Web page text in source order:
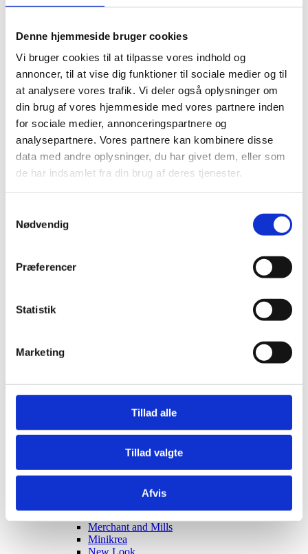
Denne hjemmeside bruger cookies
Vi bruger cookies til at tilpasse vores indhold og
annoncer, til at vise dig funktioner til sociale medier og til
at analysere vores trafik. Vi deler også oplysninger om
din brug af vores hjemmeside med vores partnere inden
for sociale medier, annonceringspartnere og
analysepartnere. Vores partnere kan kombinere disse
data med andre oplysninger, du har givet dem, eller som
de har indsamlet fra din brug af deres tjenester.
Nødvendig
Præferencer
Statistik
Marketing
Tillad alle
Tillad valgte
Afvis
Lynlås nylon 30 cm
Zipper 35-39 cm
Lynlås nylon 35 cm
Lynlås 37 cm
Zipper 40-44 cm
Lynlås med ring 40 cm
Lynlås nylon 40 cm
Lynlås metal 40 cm
Zipper 45-49 cm
Lynlås med ring 45 cm
Lynlås nylon 45 cm
Lynlås 47 cm
Lynlåse 50 cm
Lynlåse 55 cm
Symønstre voksen
Symønstre nederdele
Symønstre overdele
Symønstre overtøj
Onion
Merchant and Mills
Minikrea
New Look